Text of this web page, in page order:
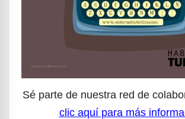
Sé parte de nuestra red de
clic aquí para más